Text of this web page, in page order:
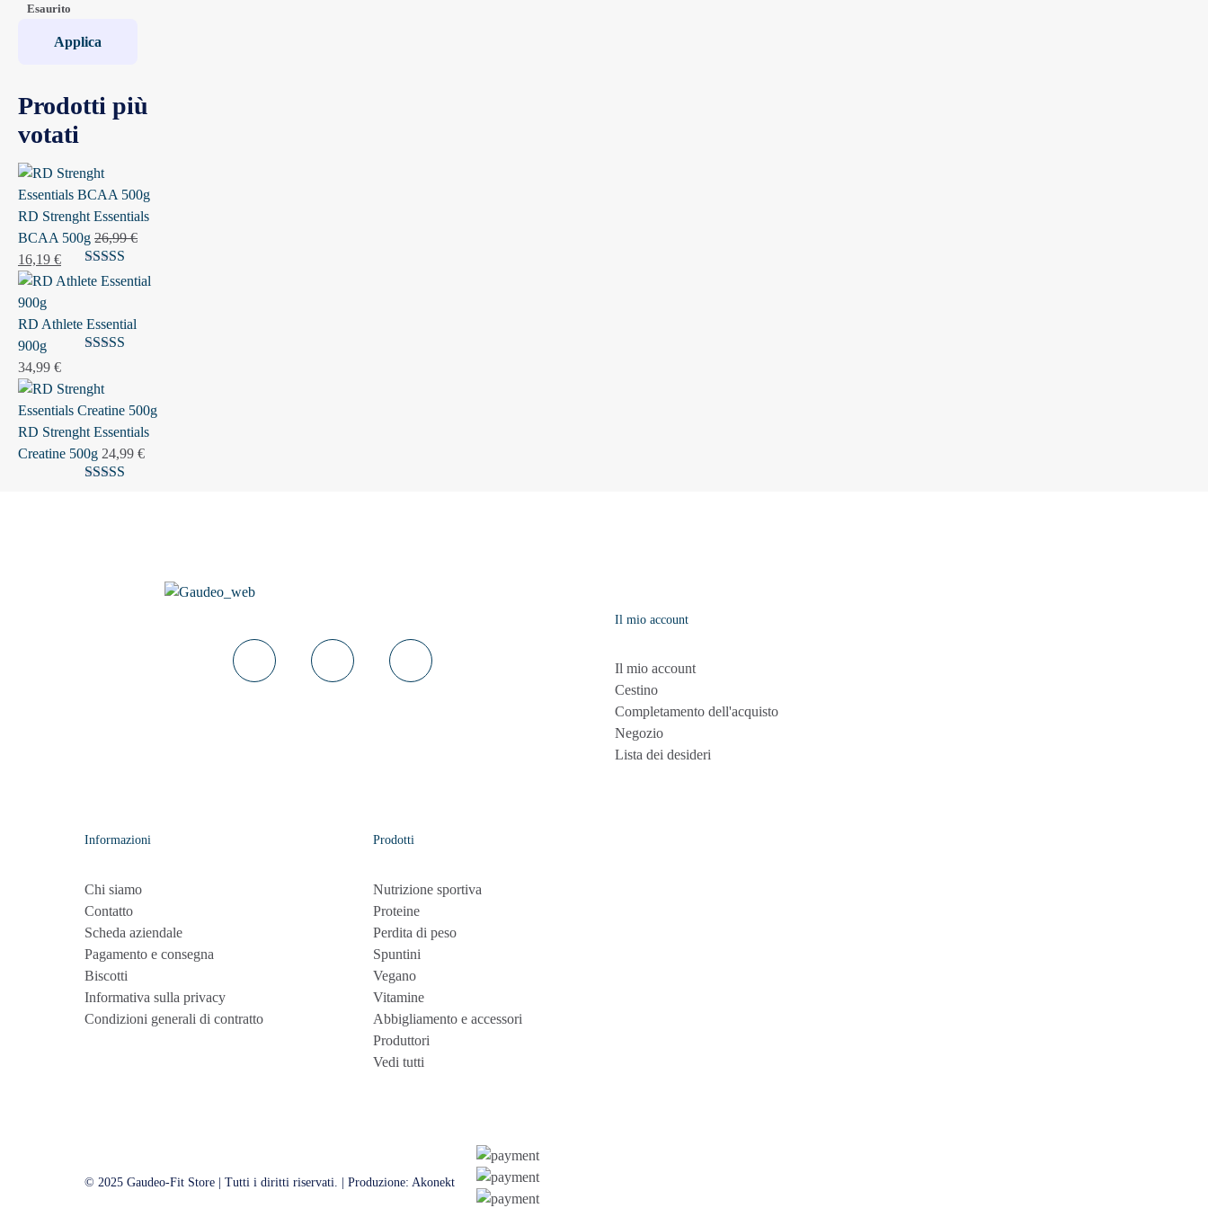
Stato
Esaurito
Applica
Prodotti più
votati
RD Strenght Essentials
BCAA 500g
Valutato5.00
26,99€
Il
prezzo
originale
era:
26,99 €.
16,19 €Il
prezzo
è:
16,19 €.
RD Athlete Essential
900g
34,99 €
RD Strenght Essentials
Creatine 500g 24,99 €
Il mio account
Il mio account
Cestino
Completamento dell'acquisto
Negozio
Lista dei desideri
Informazioni
Chi siamo
Contatto
Scheda aziendale
Pagamento e consegna
Biscotti
Informativa sulla privacy
Condizioni generali di contratto
Prodotti
Nutrizione sportiva
Proteine
Perdita di peso
Spuntini
Vegano
Vitamine
Abbigliamento e accessori
Produttori
Vedi tutti
© 2025 Gaudeo-Fit Store | Tutti i diritti riservati. | Produzione: Akonekt